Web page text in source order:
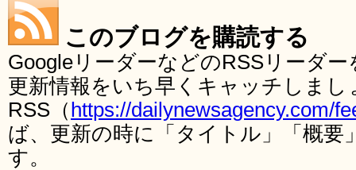
このブログを購読する
GoogleリーダーなどのRSSリーダ
更新情報をいち早くキャッチしま
RSS（ https://dailynewsagency.com/
ば、更新の時に「タイトル」「概要
す。